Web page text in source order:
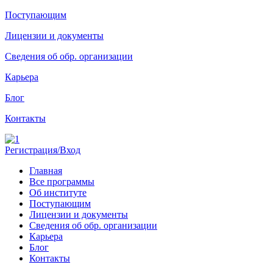
Поступающим
Лицензии и документы
Сведения об обр. организации
Карьера
Блог
Контакты
Регистрация/Вход
Главная
Все программы
Об институте
Поступающим
Лицензии и документы
Сведения об обр. организации
Карьера
Блог
Контакты